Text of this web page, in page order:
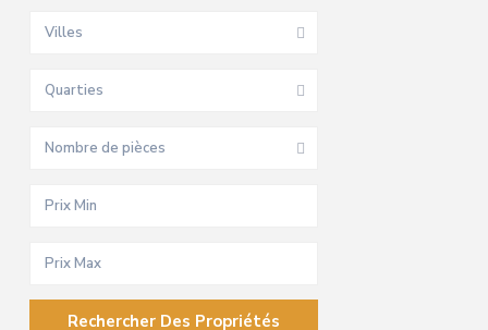
Villes
Quarties
Nombre de pièces